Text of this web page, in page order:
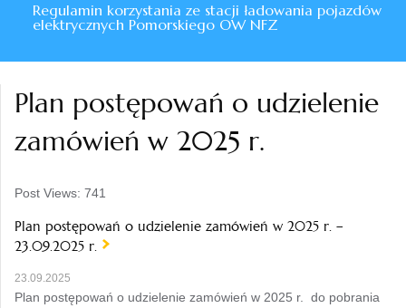
Regulamin korzystania ze stacji ładowania pojazdów
elektrycznych Pomorskiego OW NFZ
Plan postępowań o udzielenie
zamówień w 2025 r.
Post Views: 741
Plan postępowań o udzielenie zamówień w 2025 r. –
23.09.2025 r.
23.09.2025
Plan postępowań o udzielenie zamówień w 2025 r. do pobrania